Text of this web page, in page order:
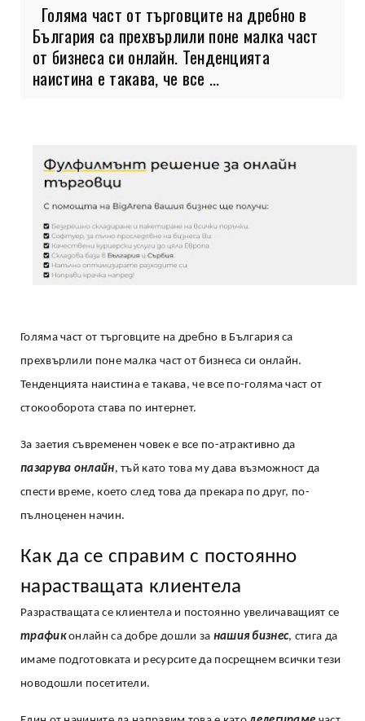
Голяма част от търговците на дребно в
България са прехвърлили поне малка част
от бизнеса си онлайн. Тенденцията
наистина е такава, че все ...
Голяма част от търговците на дребно в България са
прехвърлили поне малка част от бизнеса си онлайн.
Тенденцията наистина е такава, че все по-голяма част от
стокооборота става по интернет.
За заетия съвременен човек е все по-атрактивно да
пазарува онлайн, тъй като това му дава възможност да
спести време, което след това да прекара по друг, по-
пълноценен начин.
Как да се справим с постоянно
нарастващата клиентела
Разрастващата се клиентела и постоянно увеличаващият се
трафиконлайн са добре дошли за нашия бизнес, стига да
имаме подготовката и ресурсите да посрещнем всички тези
новодошли посетители.